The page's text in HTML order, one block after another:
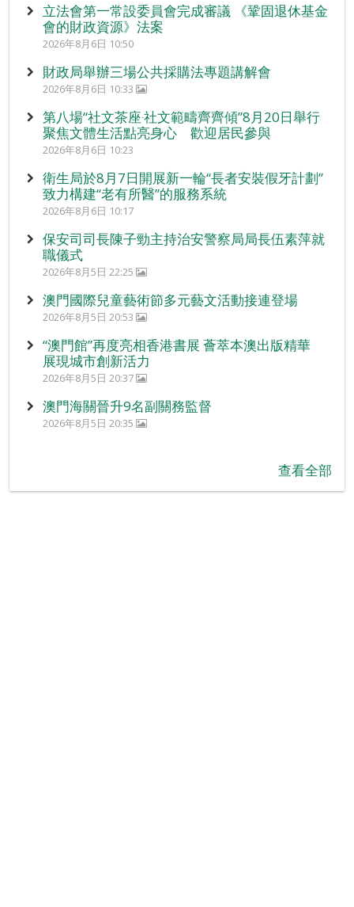
立法會第一常設委員會完成審議 《鞏固退休基金
會的財政資源》法案
2026年8月6日 10:50
財政局舉辦三場公共採購法專題講解會
2026年8月6日 10:33
第八場“社文茶座‧社文範疇齊齊傾”8月20日舉行
聚焦文體生活點亮身心 歡迎居民參與
2026年8月6日 10:23
衛生局於8月7日開展新一輪“長者安裝假牙計劃”
致力構建“老有所醫”的服務系統
2026年8月6日 10:17
保安司司長陳子勁主持治安警察局局長伍素萍就
職儀式
2026年8月5日 22:25
澳門國際兒童藝術節多元藝文活動接連登場
2026年8月5日 20:53
“澳門館”再度亮相香港書展 薈萃本澳出版精華
展現城市創新活力
2026年8月5日 20:37
澳門海關晉升9名副關務監督
2026年8月5日 20:35
查看全部